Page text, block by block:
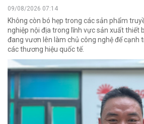
09/08/2026 07:14
Không còn bó hẹp trong các sản phẩm
nghiệp nội địa trong lĩnh vực sản xuất thiết
đang vươn lên làm chủ công nghệ để cạnh
các thương hiệu quốc tế.